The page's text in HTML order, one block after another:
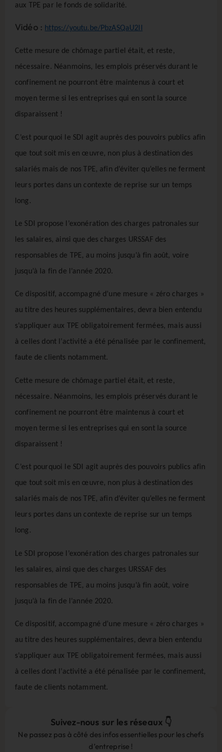
aux TPE par le fonds de solidarité.
Vidéo : https://youtu.be/PbzASQaU2lI
Cette mesure de chômage partiel était, et reste,
nécessaire. Néanmoins, les emplois préservés durant le
confinement ne pourront être maintenus à court et
moyen terme si les entreprises qui en sont la source
disparaissent !
C’est pourquoi le SDI agit auprès des pouvoirs publics afin
que tout soit mis en œuvre, non plus à destination des
salariés mais de nos TPE, afin d’éviter qu’elles ne ferment
leurs portes dans un contexte de reprise sur un temps
long.
Le SDI propose l’exonération des charges patronales sur
les salaires, ainsi que des charges URSSAF des
responsables de TPE, au moins jusqu’à fin août, voire
jusqu’à la fin de l’année 2020.
Ce dispositif, accompagné d’une mesure « zéro charges »
au titre des heures supplémentaires, devra bien entendu
s’appliquer aux TPE obligatoirement fermées, mais aussi
à celles dont l’activité a été pénalisée par le confinement,
faute de clients notamment.
Cette mesure de chômage partiel était, et reste,
nécessaire. Néanmoins, les emplois préservés durant le
confinement ne pourront être maintenus à court et
moyen terme si les entreprises qui en sont la source
disparaissent !
C’est pourquoi le SDI agit auprès des pouvoirs publics afin
que tout soit mis en œuvre, non plus à destination des
salariés mais de nos TPE, afin d’éviter qu’elles ne ferment
leurs portes dans un contexte de reprise sur un temps
long.
Le SDI propose l’exonération des charges patronales sur
les salaires, ainsi que des charges URSSAF des
responsables de TPE, au moins jusqu’à fin août, voire
jusqu’à la fin de l’année 2020.
Ce dispositif, accompagné d’une mesure « zéro charges »
au titre des heures supplémentaires, devra bien entendu
s’appliquer aux TPE obligatoirement fermées, mais aussi
à celles dont l’activité a été pénalisée par le confinement,
faute de clients notamment.
Suivez-nous sur les réseaux 👇
Ne passez pas à côté des infos essentielles pour les chefs
d’entreprise !